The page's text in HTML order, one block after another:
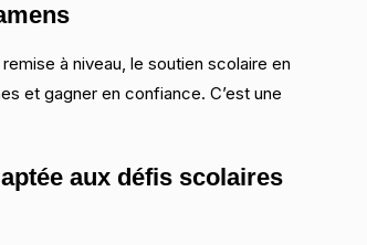
remise à niveau, le soutien scolaire en
et gagner en confiance. C’est une
aux défis scolaires